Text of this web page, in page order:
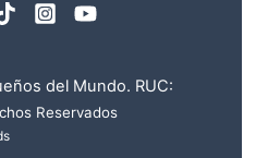
del Mundo. RUC:
Reservados